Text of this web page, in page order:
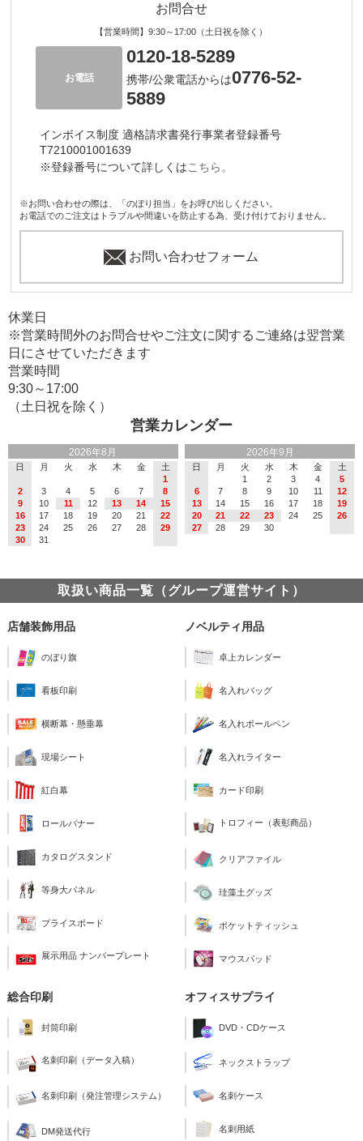
お問合せ
【営業時間】9:30～17:00（土日祝を除く）
お電話
0120-18-5289
携帯/公衆電話からは0776-52-
5889
インボイス制度 適格請求書発行事業者登録番号
T7210001001639
※登録番号について詳しくはこちら。
※お問い合わせの際は、「のぼり担当」をお呼び出しください。
お電話でのご注文はトラブルや間違いを防止する為、受け付けておりません。
お問い合わせフォーム
営業カレンダー
2026年8月
日 月 火 水 木 金
土
1
2
3 4 5 6 7
8
9
10 11 12 13 14
15
16
17 18 19 20 21
22
23
24 25 26 27 28
29
30
31
2026年9月
日 月 火 水 木 金
土
1
2 3 4
5
6
7 8 9 10 11
12
13
14 15 16 17 18
19
20
21 22 23 24 25
26
27
28 29 30
休業日
※営業時間外のお問合せやご注文に関するご連絡は翌営業
日にさせていただきます
営業時間
9:30～17:00
（土日祝を除く）
取扱い商品一覧（グループ運営サイト）
店舗装飾用品
のぼり旗
看板印刷
横断幕・懸垂幕
現場シート
紅白幕
ロールバナー
カタログスタンド
等身大パネル
プライスボード
展示用品 ナンバープレート
ノベルティ用品
卓上カレンダー
名入れバッグ
名入れボールペン
名入れライター
カード印刷
トロフィー（表彰商品）
クリアファイル
珪藻土グッズ
ポケットティッシュ
マウスパッド
総合印刷
封筒印刷
名刺印刷（データ入稿）
名刺印刷（発注管理システム）
DM発送代行
オフィスサプライ
DVD・CDケース
ネックストラップ
名刺ケース
名刺用紙